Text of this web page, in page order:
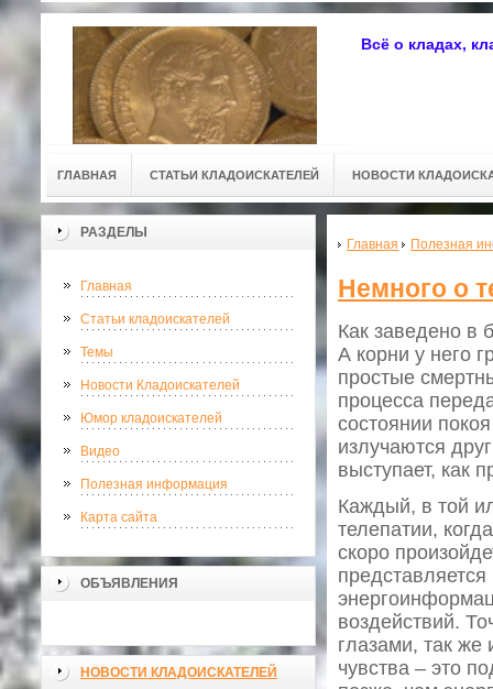
Всё о кладах,
ГЛАВНАЯ СТАТЬИ КЛАДОИСКАТЕЛЕЙ НОВОСТИ
РАЗДЕЛЫ
Главная
Статьи кладоискателей
Темы
Новости Кладоискателей
Юмор кладоискателей
Видео
Полезная информация
Карта сайта
ОБЪЯВЛЕНИЯ
НОВОСТИ КЛАДОИСКАТЕЛЕЙ
Главная Полезная
Немного о
Как заведено в
А корни у него
простые
процесса
состоянии
излучаются
выступает, как
Каждый, в той
телепатии,
скоро
воздействий.
глазами, так же
чувства – это